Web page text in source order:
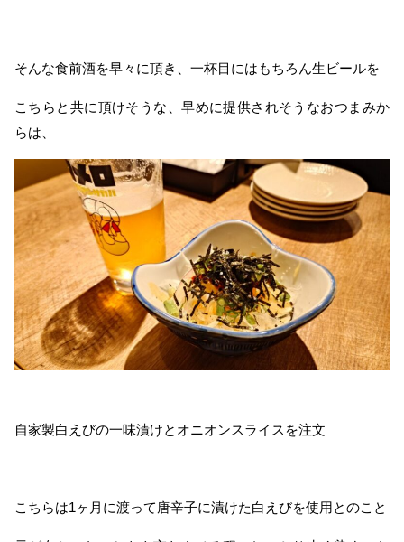
そんな食前酒を早々に頂き、一杯目にはもちろん生ビールを
こちらと共に頂けそうな、早めに提供されそうなおつまみか
らは、
自家製白えびの一味漬けとオニオンスライスを注文
こちらは1ヶ月に渡って唐辛子に漬けた白えびを使用とのこと